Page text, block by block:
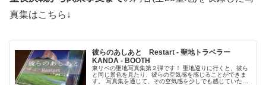
真集はこちら↓
彼らのあしあと Restart - 聖地トラベラー
KANDA - BOOTH
東リベの聖地写真集第２弾です！ 聖地巡りに行くと、彼ら
と同じ景色を見たり、彼らの空気感を感じることができま
す。 写真集を通じて、その空気感を少しでも感じていただ